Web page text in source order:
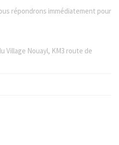
répondrons immédiatement pour
Village Nouayl, KM3 route de